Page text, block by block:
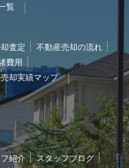
覧
査定
不動産売却の流れ
費用
売却実績マップ
紹介
スタッフブログ